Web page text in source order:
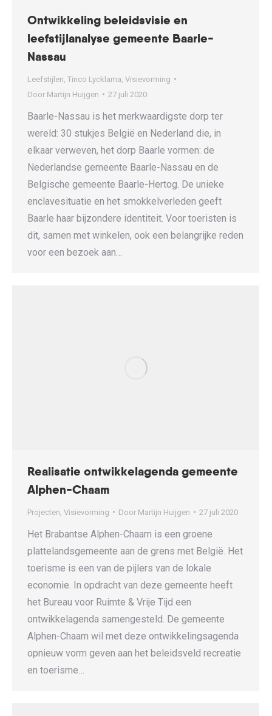
Ontwikkeling beleidsvisie en
leefstijlanalyse gemeente Baarle-
Nassau
Leefstijlen Tinco Lycklama Visievorming
Door Martijn Huijgen 27 juli 2020
Baarle-Nassau is het merkwaardigste dorp ter
wereld: 30 stukjes België en Nederland die, in
elkaar verweven, het dorp Baarle vormen: de
Nederlandse gemeente Baarle-Nassau en de
Belgische gemeente Baarle-Hertog. De unieke
enclavesituatie en het smokkelverleden geeft
Baarle haar bijzondere identiteit. Voor toeristen is
dit, samen met winkelen, ook een belangrijke reden
voor een bezoek aan…
Realisatie ontwikkelagenda gemeente
Alphen-Chaam
Projecten Visievorming Door Martijn Huijgen 27 juli 2020
Het Brabantse Alphen-Chaam is een groene
plattelandsgemeente aan de grens met België. Het
toerisme is een van de pijlers van de lokale
economie. In opdracht van deze gemeente heeft
het Bureau voor Ruimte & Vrije Tijd een
ontwikkelagenda samengesteld. De gemeente
Alphen-Chaam wil met deze ontwikkelingsagenda
opnieuw vorm geven aan het beleidsveld recreatie
en toerisme…